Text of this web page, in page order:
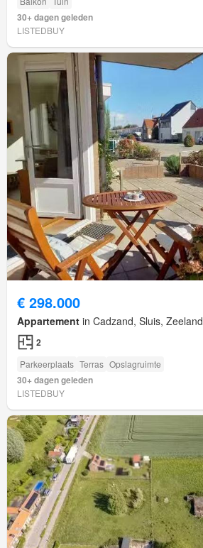
30+ dagen geleden
LISTEDBUY
€ 298.000
Appartement in Cadzand, Sluis, Zeeland
2
Parkeerplaats Terras Opslagruimte
30+ dagen geleden
LISTEDBUY